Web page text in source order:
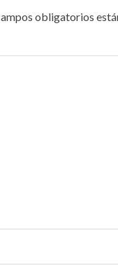
obligatorios